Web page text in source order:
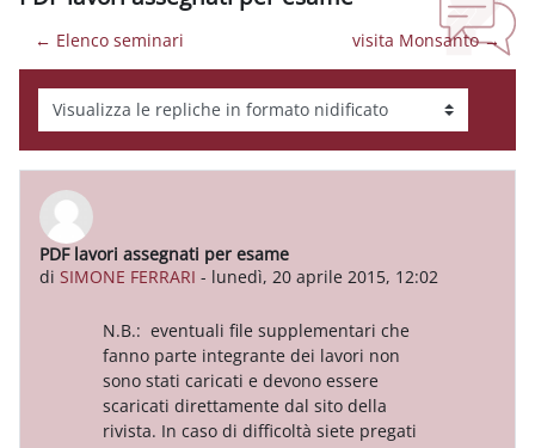
← Elenco seminari visita Monsanto →
Modalità visualizzazione
PDF lavori assegnati per esame
di SIMONE FERRARI - lunedì, 20 aprile 2015, 12:02
Numero di risposte: 0
N.B.: eventuali file supplementari che
fanno parte integrante dei lavori non
sono stati caricati e devono essere
scaricati direttamente dal sito della
rivista. In caso di difficoltà siete pregati